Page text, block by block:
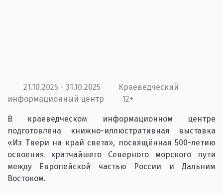
21.10.2025 - 31.10.2025
Краеведческий
информационный центр
12+
В краеведческом информационном центре
подготовлена книжно-иллюстративная выставка
«Из Твери на край света», посвящённая 500-летию
освоения кратчайшего Северного морского пути
между Европейской частью России и Дальним
Востоком.